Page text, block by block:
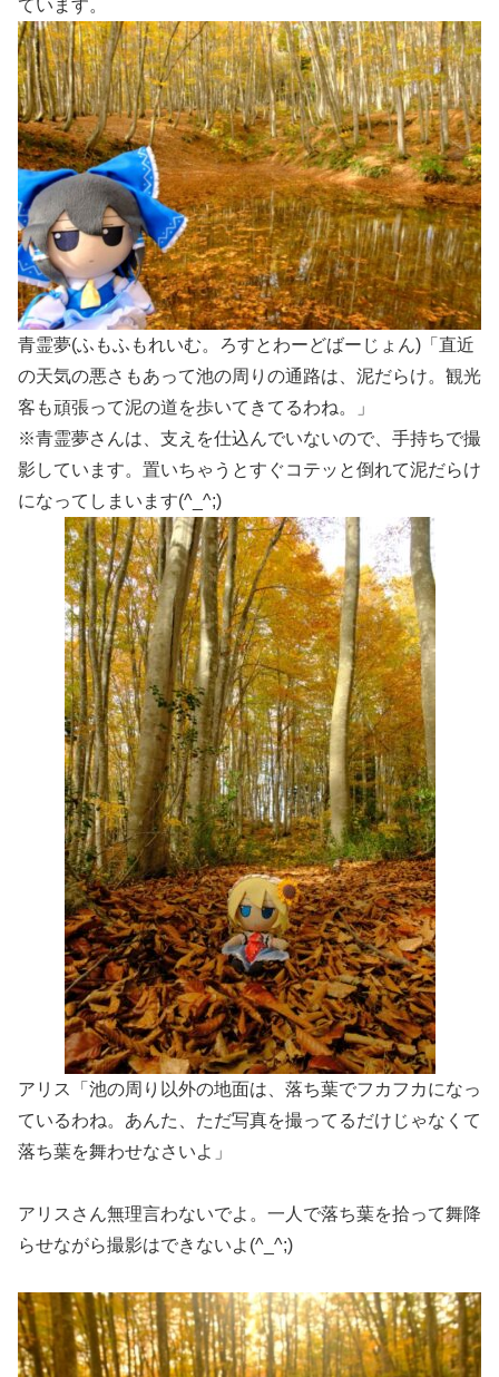
ています。
青霊夢(ふもふもれいむ。ろすとわーどばーじょん)「直近
の天気の悪さもあって池の周りの通路は、泥だらけ。観光
客も頑張って泥の道を歩いてきてるわね。」
※青霊夢さんは、支えを仕込んでいないので、手持ちで撮
影しています。置いちゃうとすぐコテッと倒れて泥だらけ
になってしまいます(^_^;)
アリス「池の周り以外の地面は、落ち葉でフカフカになっ
ているわね。あんた、ただ写真を撮ってるだけじゃなくて
落ち葉を舞わせなさいよ」
アリスさん無理言わないでよ。一人で落ち葉を拾って舞降
らせながら撮影はできないよ(^_^;)